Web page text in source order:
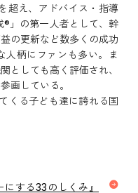
超え、アドバイス・指導
®」の第一人者として、幹
の更新など数多くの成功
人柄にファンも多い。ま
としても高く評価され、
画している。
くる子ども達に誇れる国
する33のしくみ』